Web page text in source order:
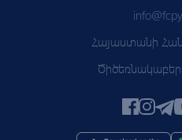
Հայաստանի